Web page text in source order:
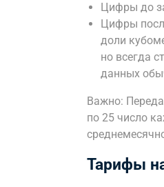
Цифры до
Цифры
доли
но всегда
данных
Важно:
по 25 число
Тарифы